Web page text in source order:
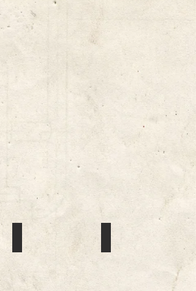
Jarle Olsen
Kontigent
2309,
Fenstad
Kontigent